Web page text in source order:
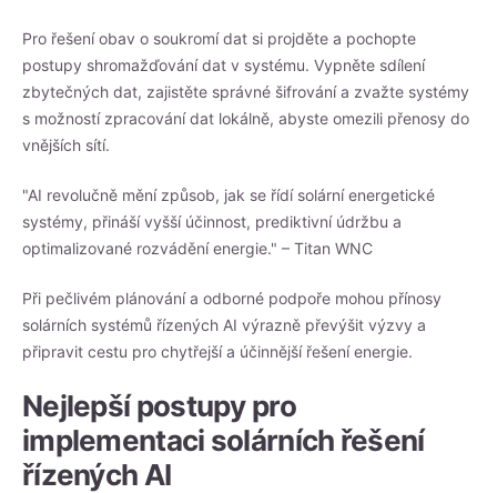
Pro řešení obav o soukromí dat si projděte a pochopte
postupy shromažďování dat v systému. Vypněte sdílení
zbytečných dat, zajistěte správné šifrování a zvažte systémy
s možností zpracování dat lokálně, abyste omezili přenosy do
vnějších sítí.
"AI revolučně mění způsob, jak se řídí solární energetické
systémy, přináší vyšší účinnost, prediktivní údržbu a
optimalizované rozvádění energie." – Titan WNC
Při pečlivém plánování a odborné podpoře mohou přínosy
solárních systémů řízených AI výrazně převýšit výzvy a
připravit cestu pro chytřejší a účinnější řešení energie.
Nejlepší postupy pro
implementaci solárních řešení
řízených AI